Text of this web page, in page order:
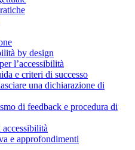
by design
l’accessibilità
e criteri di successo
una dichiarazione di
di feedback e procedura di
e approfondimenti